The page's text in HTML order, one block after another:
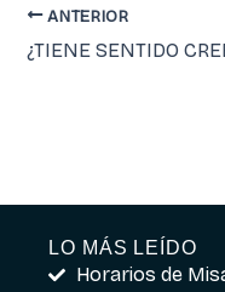
ANTERIOR
¿TIENE SENTIDO
LO MÁS LEÍDO
Horarios de